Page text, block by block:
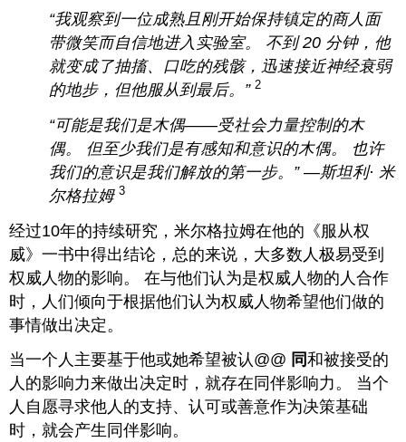
“我观察到一位成熟且刚开始保持镇定的商人面
带微笑而自信地进入实验室。 不到 20 分钟，他
就变成了抽搐、口吃的残骸，迅速接近神经衰弱
的地步，但他服从到最后。”2
“可能是我们是木偶——受社会力量控制的木
偶。 但至少我们是有感知和意识的木偶。 也许
我们的意识是我们解放的第一步。” —斯坦利· 米
尔格拉姆 3
经过10年的持续研究，米尔格拉姆在他的《服从权
威》一书中得出结论，总的来说，大多数人极易受到
权威人物的影响。 在与他们认为是权威人物的人合作
时，人们倾向于根据他们认为权威人物希望他们做的
事情做出决定。
当一个人主要基于他或她希望被认@@ 同和被接受的
人的影响力来做出决定时，就存在同伴影响力。 当个
人自愿寻求他人的支持、认可或善意作为决策基础
时，就会产生同伴影响。